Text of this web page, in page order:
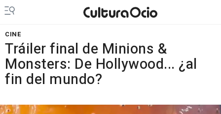
CINE
Tráiler final de Minions &
Monsters: De Hollywood... ¿al
fin del mundo?